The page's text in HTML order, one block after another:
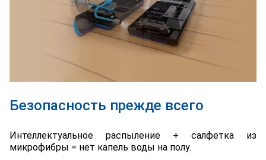
Безопасность прежде всего
Интеллектуальное распыление + салфетка из
микрофибры = нет капель воды на полу.